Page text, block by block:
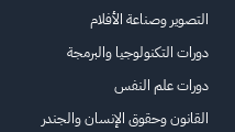
التصوير وصناعة الأفلام
دورات التكنولوجيا والبرمجة
دورات علم النفس
القانون وحقوق الإنسان والجندر